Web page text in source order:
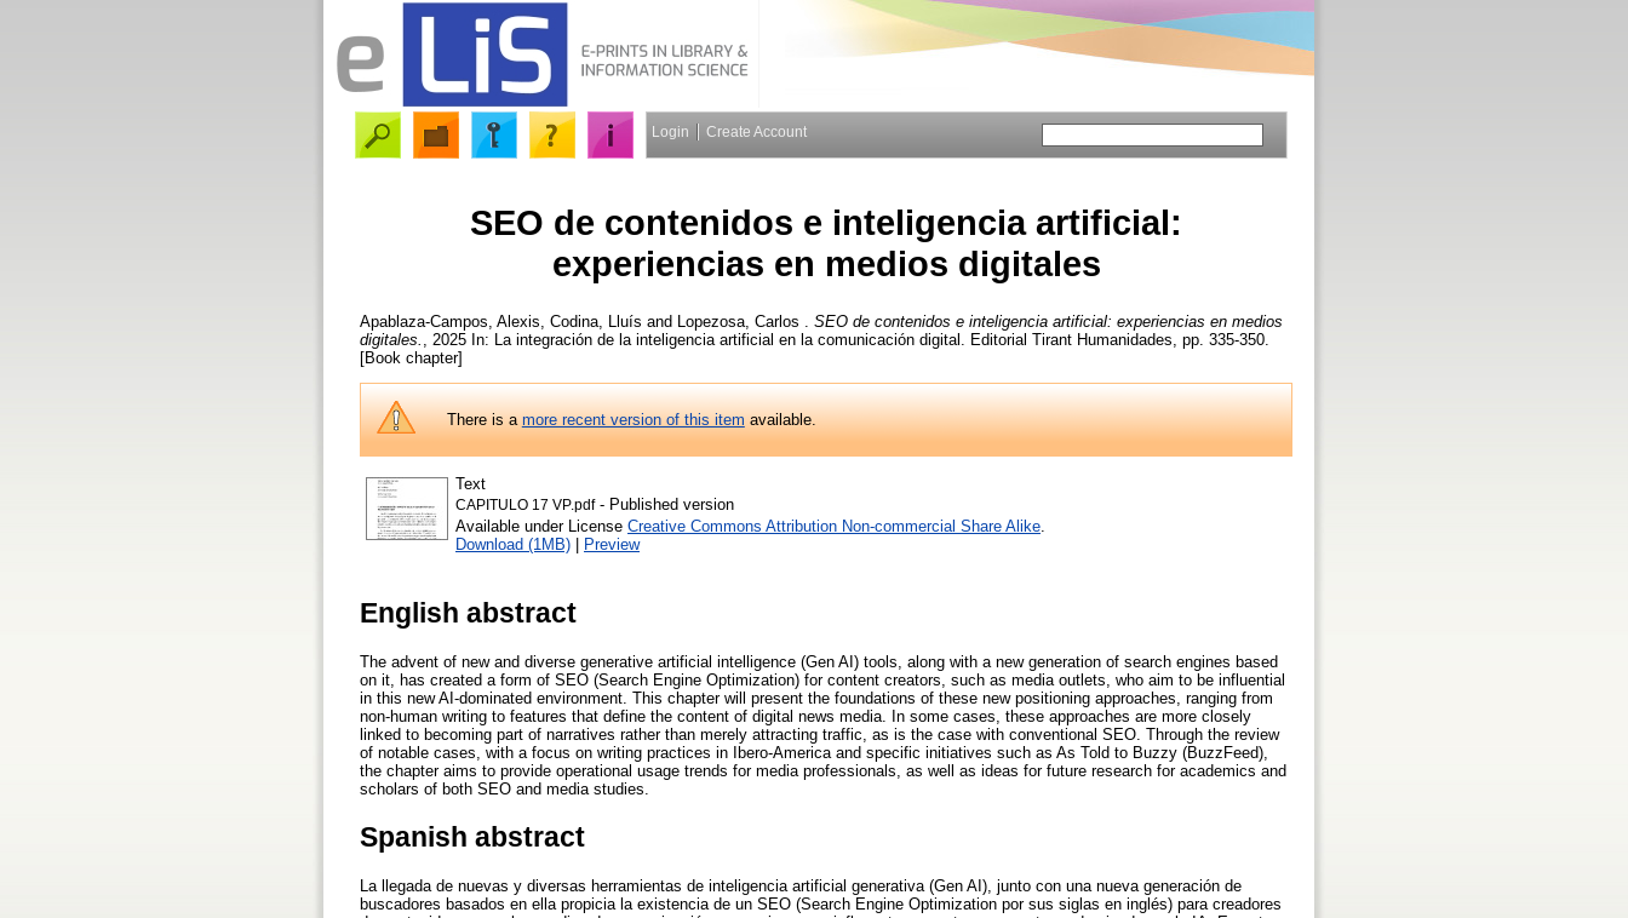
Login Create Account
SEO de contenidos e inteligencia artificial:
experiencias en medios digitales
Apablaza-Campos, Alexis Codina, Lluís and Lopezosa, Carlos
SEO de contenidos e inteligencia artificial: experiencias en medios
digitales.
, 2025 In: La integración de la inteligencia artificial en la comunicación digital. Editorial Tirant Humanidades, pp. 335-350.
[Book chapter]
There is amore recent version of this itemavailable.
Text
CAPITULO 17 VP.pdf- Published version
Available under License Creative Commons Attribution Non-commercial Share Alike.
Download (1MB)
Preview
English abstract
The advent of new and diverse generative artificial intelligence (Gen AI) tools, along with a new generation of search engines based
on it, has created a form of SEO (Search Engine Optimization) for content creators, such as media outlets, who aim to be influential
in this new AI-dominated environment. This chapter will present the foundations of these new positioning approaches, ranging from
non-human writing to features that define the content of digital news media. In some cases, these approaches are more closely
linked to becoming part of narratives rather than merely attracting traffic, as is the case with conventional SEO. Through the review
of notable cases, with a focus on writing practices in Ibero-America and specific initiatives such as As Told to Buzzy (BuzzFeed),
the chapter aims to provide operational usage trends for media professionals, as well as ideas for future research for academics and
scholars of both SEO and media studies.
Spanish abstract
La llegada de nuevas y diversas herramientas de inteligencia artificial generativa (Gen AI), junto con una nueva generación de
buscadores basados en ella propicia la existencia de un SEO (Search Engine Optimization por sus siglas en inglés) para creadores